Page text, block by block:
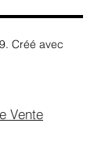
Créé avec
Vente